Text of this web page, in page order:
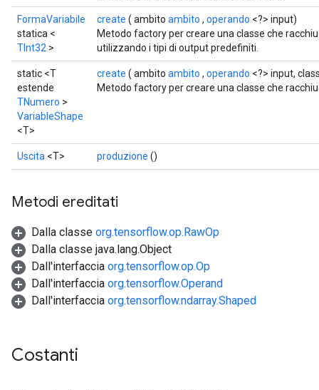
FormaVariabile
statica <
TInt32 >
create ( ambito ambito , operando <?> input)
Metodo factory per creare una classe che
utilizzando i tipi di output predefiniti.
static <T
estende
TNumero >
VariableShape
<T>
create ( ambito ambito , operando <?> input,
Metodo factory per creare una classe che
Uscita <T> produzione ()
Metodi ereditati
Dalla classe org.tensorflow.op.RawOp
Dalla classe java.lang.Object
Dall'interfaccia org.tensorflow.op.Op
Dall'interfaccia org.tensorflow.Operand
Dall'interfaccia org.tensorflow.ndarray.Shaped
Costanti